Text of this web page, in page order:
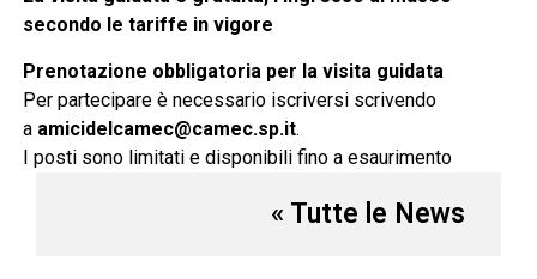
secondo le tariffe in vigore
Prenotazione obbligatoria per la visita guidata
Per partecipare è necessario iscriversi scrivendo
a amicidelcamec@camec.sp.it.
I posti sono limitati e disponibili fino a esaurimento
« Tutte le News